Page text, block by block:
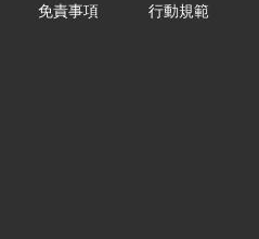
免責事項 行動規範